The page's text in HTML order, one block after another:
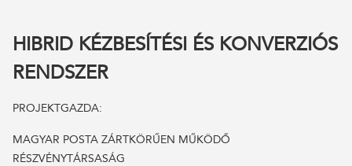
HIBRID KÉZBESÍTÉSI ÉS KONVERZIÓS
RENDSZER
PROJEKTGAZDA:
MAGYAR POSTA ZÁRTKÖRŰEN MŰKÖDŐ
RÉSZVÉNYTÁRSASÁG